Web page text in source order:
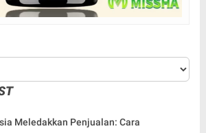
Meledakkan Penjualan: Cara